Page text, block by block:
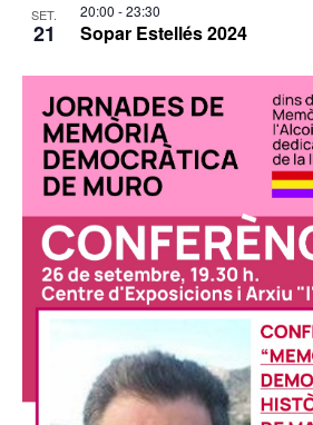
SET.
21 Sopar Estellés 2024
20:00 -23:30